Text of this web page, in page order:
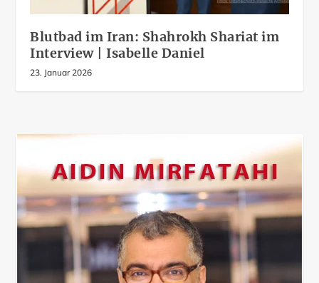
Blutbad im Iran: Shahrokh Shariat im
Interview | Isabelle Daniel
23. Januar 2026